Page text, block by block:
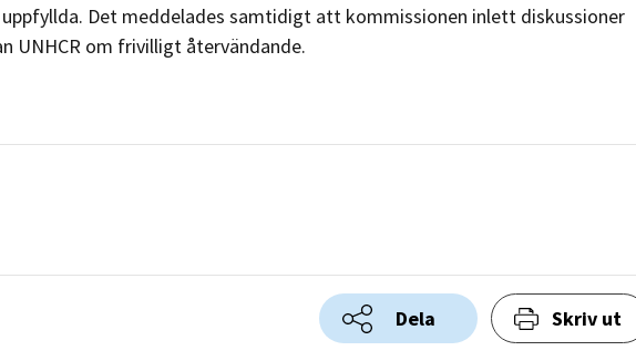
Det meddelades samtidigt att kommissionen inlett diskussioner
UNHCR om frivilligt återvändande.
Dela Skriv ut